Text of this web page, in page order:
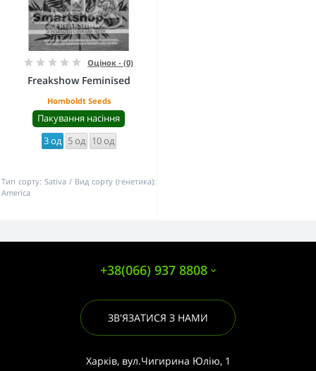
Оцінок - (0)
Freakshow Feminised
Homboldt Seeds
Пакування насіння
3 од 5 од 10 од
Тип сорту: Sativa
Вид сорту (генетика):
America
+38(066) 937 8808
ЗВ'ЯЗАТИСЯ З НАМИ
Харків, вул.Чигирина Юлію, 1